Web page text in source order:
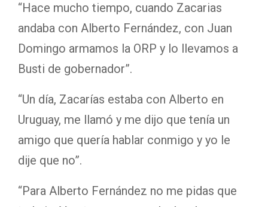
“Hace mucho tiempo, cuando Zacarias
andaba con Alberto Fernández, con Juan
Domingo armamos la ORP y lo llevamos a
Busti de gobernador”.
“Un día, Zacarías estaba con Alberto en
Uruguay, me llamó y me dijo que tenía un
amigo que quería hablar conmigo y yo le
dije que no”.
“Para Alberto Fernández no me pidas que